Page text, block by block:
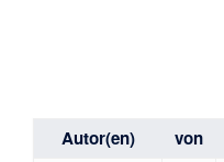
Autor(en) von